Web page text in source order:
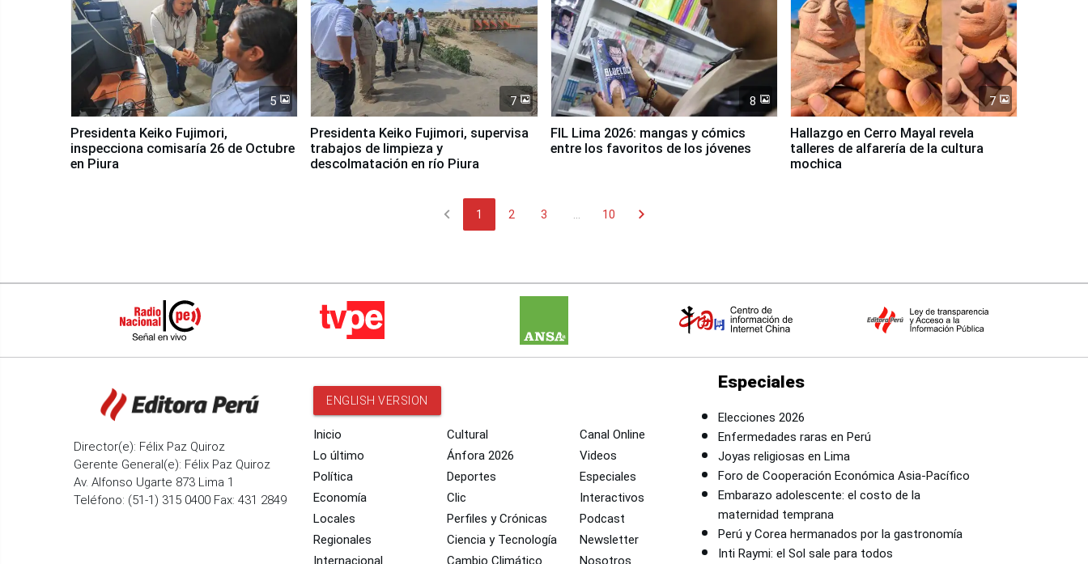
5
Presidenta Keiko Fujimori,
inspecciona comisaría 26 de Octubre
en Piura
7
Presidenta Keiko Fujimori, supervisa
trabajos de limpieza y
descolmatación en río Piura
8
FIL Lima 2026: mangas y cómics
entre los favoritos de los jóvenes
7
Hallazgo en Cerro Mayal revela
talleres de alfarería de la cultura
mochica
chevron_left 1 2 3 10 chevron_right
Director(e): Félix Paz Quiroz
Gerente General(e): Félix Paz Quiroz
Av. Alfonso Ugarte 873 Lima 1
Teléfono: (51-1) 315 0400 Fax: 431 2849
ENGLISH VERSION
Inicio
Lo último
Política
Economía
Locales
Regionales
Internacional
Cultural
Ánfora 2026
Deportes
Clic
Perfiles y Crónicas
Ciencia y Tecnología
Cambio Climático
Canal Online
Videos
Especiales
Interactivos
Podcast
Newsletter
Nosotros
Especiales
Elecciones 2026
Enfermedades raras en Perú
Joyas religiosas en Lima
Foro de Cooperación Económica Asia-Pacífico
Embarazo adolescente: el costo de la
maternidad temprana
Perú y Corea hermanados por la gastronomía
Inti Raymi: el Sol sale para todos